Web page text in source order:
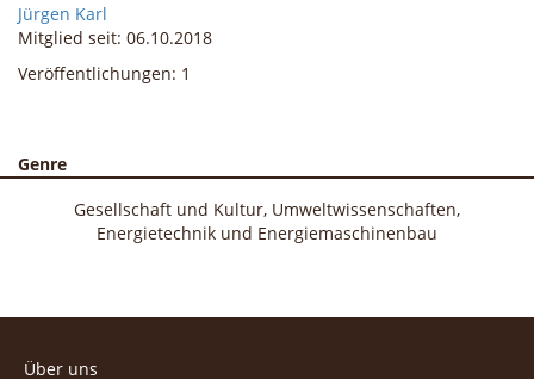
Jürgen Karl
Mitglied seit: 06.10.2018
Veröffentlichungen: 1
Genre
Gesellschaft und Kultur Umweltwissenschaften
Energietechnik und Energiemaschinenbau
Über uns